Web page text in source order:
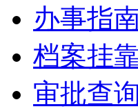
办事指
档案挂
审批查询